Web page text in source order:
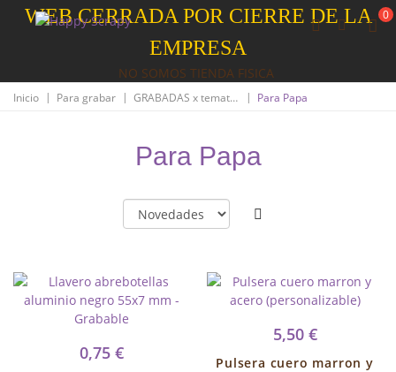
WEB CERRADA POR CIERRE DE LA
EMPRESA
NO SOMOS TIENDA FISICA
0
Inicio | Para grabar | GRABADAS x tematicas | Para Papa
Para Papa
0,75 €
5,50 €
Pulsera cuero marron y